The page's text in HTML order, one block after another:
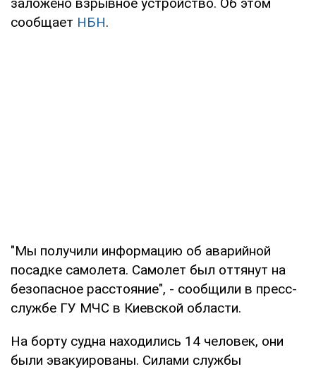
сообщает НБН.
"Мы получили информацию об аварийной
посадке самолета. Самолет был оттянут на
безопасное расстояние", - сообщили в пресс-
службе ГУ МЧС в Киевской области.
На борту судна находились 14 человек, они
были эвакуированы. Силами службы